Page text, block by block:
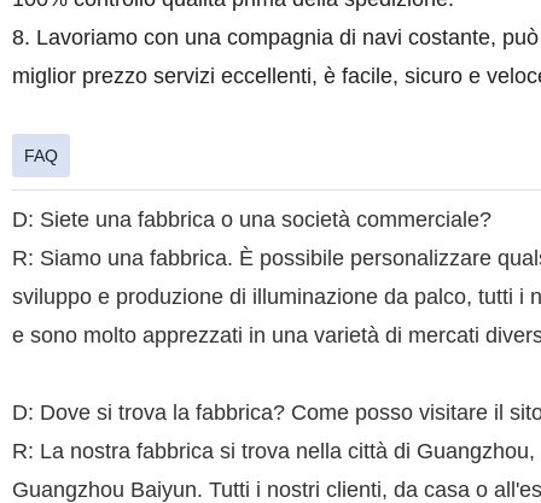
8. Lavoriamo con una compagnia di navi costante,
miglior prezzo servizi eccellenti, è facile, sicuro e
FAQ
D: Siete una fabbrica o una società commerciale?
R: Siamo una fabbrica. È possibile personalizzare
sviluppo e produzione di illuminazione da palco, tutti i
e sono molto apprezzati in una varietà di mercati
D: Dove si trova la fabbrica? Come posso visitare il
R: La nostra fabbrica si trova nella città di
Guangzhou Baiyun. Tutti i nostri clienti, da casa o